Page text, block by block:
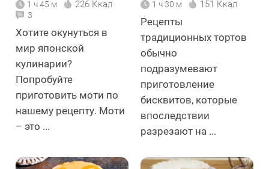
1 ч 45 м 226 Ккал
3
Хотите окунуться в
мир японской
кулинарии?
Попробуйте
приготовить моти по
нашему рецепту. Моти
– это ...
1 ч 30 м 151 Ккал
Рецепты
традиционных тортов
обычно
подразумевают
приготовление
бисквитов, которые
впоследствии
разрезают на ...